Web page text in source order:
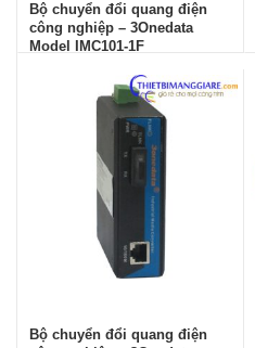
Bộ chuyển đổi quang điện
công nghiệp – 3Onedata
Model IMC101-1F
Bộ chuyển đổi quang điện